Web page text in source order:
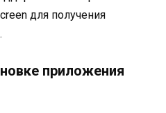
для получения
приложения